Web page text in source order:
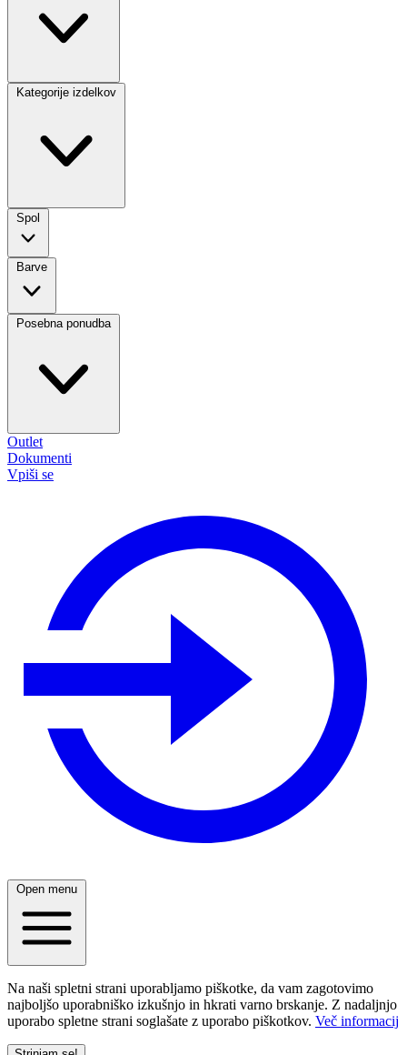
Kategorije izdelkov
Spol
Barve
Posebna ponudba
Outlet
Dokumenti
Vpiši se
Open menu
Na naši spletni strani uporabljamo piškotke, da vam zagotovimo
najboljšo uporabniško izkušnjo in hkrati varno brskanje. Z nadaljnjo
uporabo spletne strani soglašate z uporabo piškotkov. Več informacij